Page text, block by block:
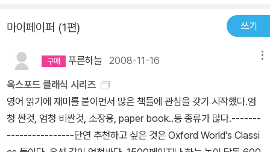
마이페이퍼 (1편) 쓰기
푸른하늘 2008-11-16
옥스포드 클래식 시리즈
영어 읽기에 재미를 붙이면서 많은 책들에 관심을 갖기 시작했다.엄
청 싼것, 엄청 비싼것, 소장용, paper book..등 종류가 많다.-------
----------------단연 추천하고 싶은 것은 Oxford World's Classi